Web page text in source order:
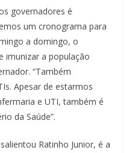
governadores é
um cronograma para
a domingo, o
imunizar a população
“Também
Apesar de estarmos
e UTI, também é
da Saúde”.
Ratinho Junior, é a